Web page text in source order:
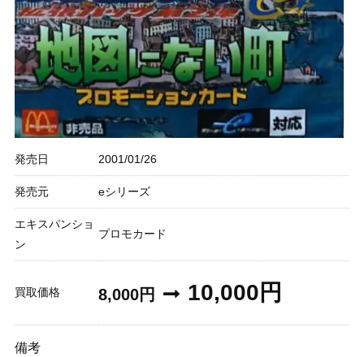
発売日 2001/01/26
発売元 eシリーズ
エキスパンショ
ン
プロモカード
買取価格 8,000円 10,000円
備考